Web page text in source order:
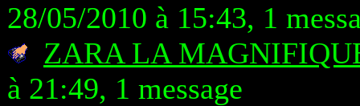
28/05/2010 à 15:43, 1
ZARA LA
à 21:49, 1 message